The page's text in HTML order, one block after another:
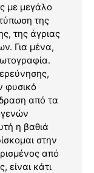
με μεγάλο
της
της άγριας
Για μένα,
φυσικό
από τα
η βαθιά
στην
από
είναι κάτι